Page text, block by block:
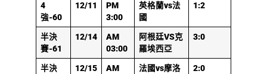
4
強-60
12/11
PM
3:00
英格蘭vs法
國
1:2
半決
賽-61
12/14
AM
03:00
阿根廷VS克
羅埃西亞
3:0
半決
12/15
AM
法國vs摩洛
2:0